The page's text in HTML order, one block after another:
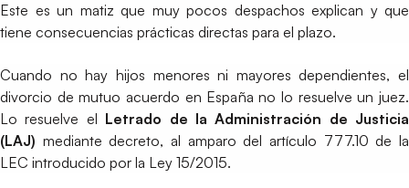
Este es un matiz que muy pocos despachos explican y que
tiene consecuencias prácticas directas para el plazo.
Cuando no hay hijos menores ni mayores dependientes, el
divorcio de mutuo acuerdo en España no lo resuelve un juez.
Lo resuelve el Letrado de la Administración de Justicia
(LAJ) mediante decreto, al amparo del artículo 777.10 de la
LEC introducido por la Ley 15/2015.